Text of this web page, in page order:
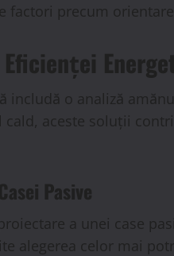
precum
includă o analiză
aceste soluții
Pasive
a unei case
alegerea celor mai